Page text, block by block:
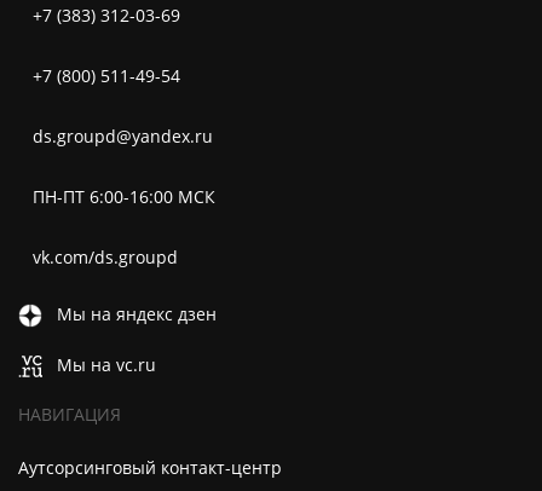
+7 (383) 312-03-69
+7 (800) 511-49-54
ds.groupd@yandex.ru
ПН-ПТ 6:00-16:00 МСК
vk.com/ds.groupd
Мы на яндекс дзен
Мы на vc.ru
НАВИГАЦИЯ
Аутсорсинговый контакт-центр